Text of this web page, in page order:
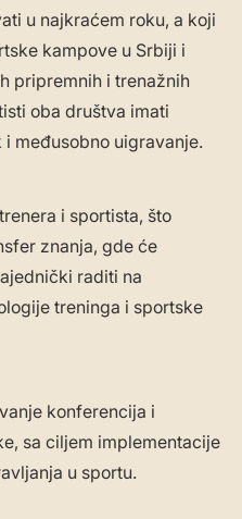
u najkraćem roku, a koji
kampove u Srbiji i
pripremnih i trenažnih
oba društva imati
međusobno uigravanje.
i sportista, što
znanja, gde će
raditi na
treninga i sportske
konferencija i
sa ciljem implementacije
u sportu.